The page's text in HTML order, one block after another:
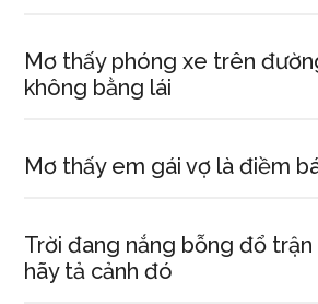
Mơ thấy phóng xe trên
không bằng lái
Mơ thấy em gái vợ là điềm
Trời đang nắng bỗng đổ trận
hãy tả cảnh đó